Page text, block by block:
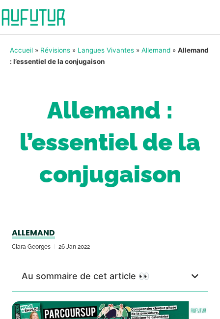
Accueil » Révisions » Langues Vivantes » Allemand » Allemand
: l’essentiel de la conjugaison
Allemand :
l’essentiel de la
conjugaison
ALLEMAND
Clara Georges 26 Jan 2022
Au sommaire de cet article 👀